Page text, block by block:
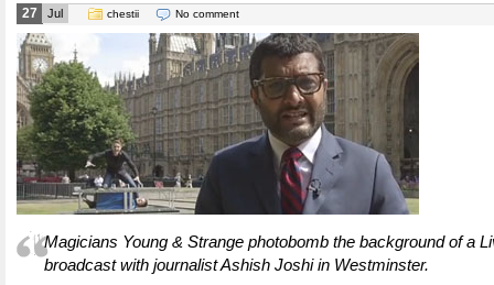
27 Jul chestii No comment
Magicians Young & Strange photobomb the background of a
broadcast with journalist Ashish Joshi in Westminster.